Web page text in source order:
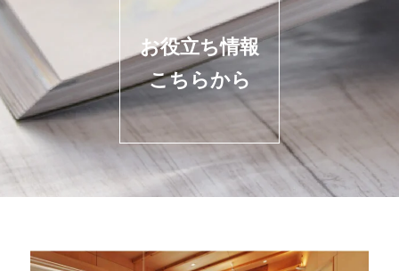
お役立ち情報
こちらから